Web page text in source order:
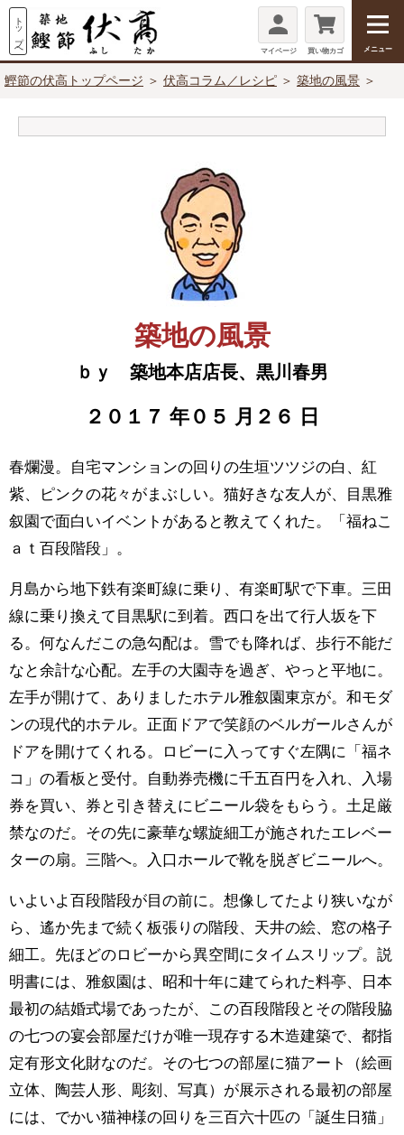
マイページ 買い物カゴ メニュー
鰹節の伏高トップページ ＞ 伏高コラム／レシピ ＞ 築地の風景 ＞
築地の風景
ｂｙ 築地本店店長、黒川春男
２０１７ 年 ０５ 月 ２６ 日
春爛漫。自宅マンションの回りの生垣ツツジの白、紅
紫、ピンクの花々がまぶしい。猫好きな友人が、目黒雅
叙園で面白いイベントがあると教えてくれた。「福ねこ
ａｔ百段階段」。
月島から地下鉄有楽町線に乗り、有楽町駅で下車。三田
線に乗り換えて目黒駅に到着。西口を出て行人坂を下
る。何なんだこの急勾配は。雪でも降れば、歩行不能だ
なと余計な心配。左手の大園寺を過ぎ、やっと平地に。
左手が開けて、ありましたホテル雅叙園東京が。和モダ
ンの現代的ホテル。正面ドアで笑顔のベルガールさんが
ドアを開けてくれる。ロビーに入ってすぐ左隅に「福ネ
コ」の看板と受付。自動券売機に千五百円を入れ、入場
券を買い、券と引き替えにビニール袋をもらう。土足厳
禁なのだ。その先に豪華な螺旋細工が施されたエレベー
ターの扇。三階へ。入口ホールで靴を脱ぎビニールへ。
いよいよ百段階段が目の前に。想像してたより狭いなが
ら、遙か先まで続く板張りの階段、天井の絵、窓の格子
細工。先ほどのロビーから異空間にタイムスリップ。説
明書には、雅叙園は、昭和十年に建てられた料亭、日本
最初の結婚式場であったが、この百段階段とその階段脇
の七つの宴会部屋だけが唯一現存する木造建築で、都指
定有形文化財なのだ。その七つの部屋に猫アート（絵画
立体、陶芸人形、彫刻、写真）が展示される最初の部屋
には、でかい猫神様の回りを三百六十匹の「誕生日猫」